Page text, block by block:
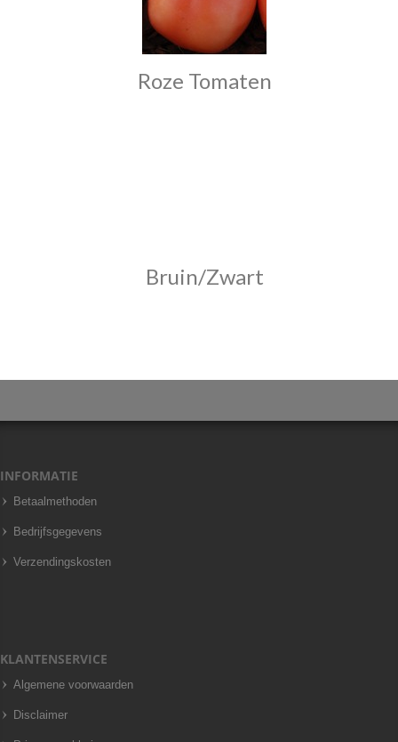
Roze Tomaten
Bruin/Zwart
INFORMATIE
Betaalmethoden
Bedrijfsgegevens
Verzendingskosten
KLANTENSERVICE
Algemene voorwaarden
Disclaimer